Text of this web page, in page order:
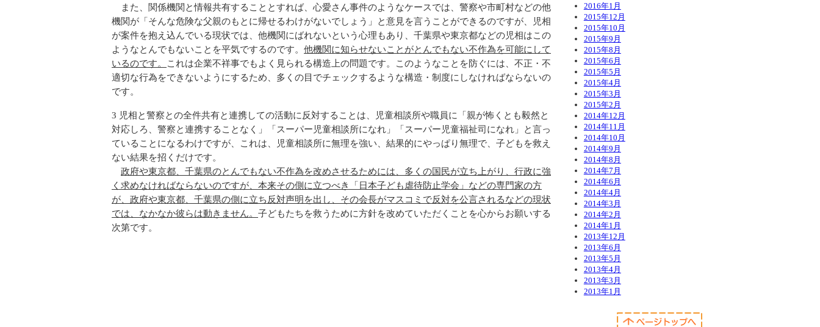
また、関係機関と情報共有することとすれば、心愛さん事件のようなケースでは、警察や市町村などの他
機関が「そんな危険な父親のもとに帰せるわけがないでしょう」と意見を言うことができるのですが、児相
が案件を抱え込んでいる現状では、他機関にばれないという心理もあり、千葉県や東京都などの児相はこの
ようなとんでもないことを平気でするのです。 他機関に知らせないことがとんでもない不作為を可能にして
いるのです。
これは企業不祥事でもよく見られる構造上の問題です。このようなことを防ぐには、不正・不
適切な行為をできないようにするため、多くの目でチェックするような構造・制度にしなければならないの
です。
3 児相と警察との全件共有と連携しての活動に反対することは、児童相談所や職員に「親が怖くとも毅然と
対応しろ、警察と連携することなく」「スーパー児童相談所になれ」「スーパー児童福祉司になれ」と言っ
ていることになるわけですが、これは、児童相談所に無理を強い、結果的にやっぱり無理で、子どもを救え
ない結果を招くだけです。
政府や東京都、千葉県のとんでもない不作為を改めさせるためには、多くの国民が立ち上がり、行政に強
く求めなければならないのですが、本来その側に立つべき「日本子ども虐待防止学会」などの専門家の方
が、政府や東京都、千葉県の側に立ち反対声明を出し、その会長がマスコミで反対を公言されるなどの現状
では、なかなか彼らは動きません。 子どもたちを救うために方針を改めていただくことを心からお願いする
次第です。
2016年1月
2015年12月
2015年10月
2015年9月
2015年8月
2015年6月
2015年5月
2015年4月
2015年3月
2015年2月
2014年12月
2014年11月
2014年10月
2014年9月
2014年8月
2014年7月
2014年6月
2014年4月
2014年3月
2014年2月
2014年1月
2013年12月
2013年6月
2013年5月
2013年4月
2013年3月
2013年1月